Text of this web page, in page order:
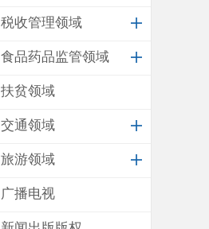
税收管理领域
食品药品监管领域
扶贫领域
交通领域
旅游领域
广播电视